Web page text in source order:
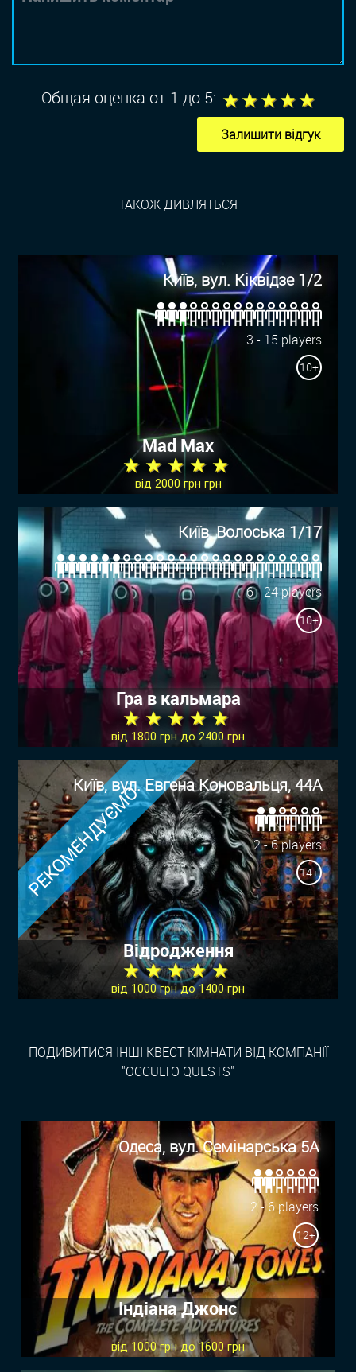
Общая оценка от 1 до 5: 4
3
2
1
Залишити відгук
ТАКОЖ ДИВЛЯТЬСЯ
Київ, вул. Кіквідзе 1/2
3 - 15 players
10+
Mad Max
★ ★ ★ ★ ★
від 2000 грн грн
Київ, Волоська 1/17
6 - 24 players
10+
Гра в кальмара
★ ★ ★ ★ ★
від 1800 грн до 2400 грн
РЕКОМЕНДУЄМО
Київ, вул. Евгена Коновальця, 44А
2 - 6 players
14+
Відродження
★ ★ ★ ★ ★
від 1000 грн до 1400 грн
ПОДИВИТИСЯ ІНШІ КВЕСТ КІМНАТИ ВІД КОМПАНІЇ
"OCCULTO QUESTS"
Одеса, вул. Семінарська 5А
2 - 6 players
12+
Індіана Джонс
від 1000 грн до 1600 грн